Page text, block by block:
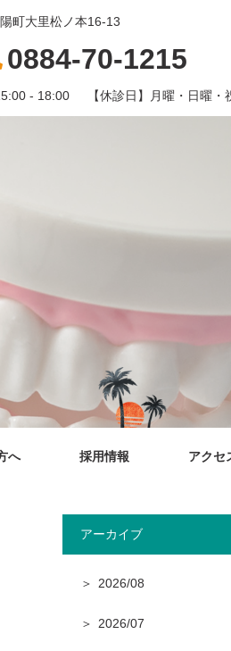
町大里松ノ本16-13
0884-70-1215
- 18:00 【休診日】 月曜・日曜・
へ 採用情報 アクセ
アーカイブ
2026/08
2026/07